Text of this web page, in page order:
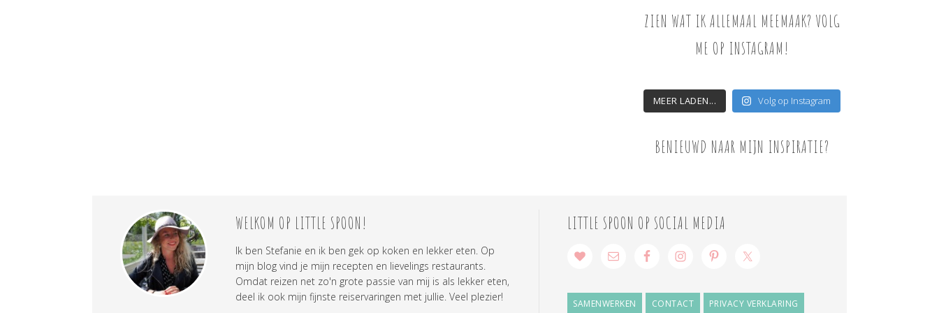
ZIEN WAT IK ALLEMAAL MEEMAAK? VOLG
ME OP INSTAGRAM!
MEER LADEN... Volg op Instagram
BENIEUWD NAAR MIJN INSPIRATIE?
WELKOM OP LITTLE SPOON!
Ik ben Stefanie en ik ben gek op koken en lekker eten. Op
mijn blog vind je mijn recepten en lievelings restaurants.
Omdat reizen net zo'n grote passie van mij is als lekker eten,
deel ik ook mijn fijnste reiservaringen met jullie. Veel plezier!
LITTLE SPOON OP SOCIAL MEDIA
SAMENWERKEN CONTACT PRIVACY VERKLARING